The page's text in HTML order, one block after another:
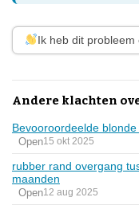
Ik heb dit probleem
Andere klachten
Bevooroordeelde
Open15 okt 2025
rubber rand overgang
maanden
Open12 aug 2025